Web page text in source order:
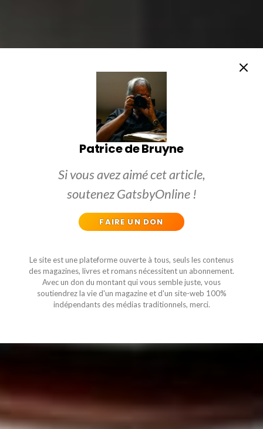
Patrice de Bruyne
Si vous avez aimé cet article,
soutenez GatsbyOnline !
FAIRE UN DON
Le site est une plateforme ouverte à tous, seuls les contenus
des magazines, livres et romans nécessitent un abonnement.
Avec un don du montant qui vous semble juste, vous
soutiendrez la vie d'un magazine et d'un site-web 100%
indépendants des médias traditionnels, merci.